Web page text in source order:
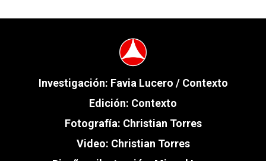
Investigación: Favia Lucero / Contexto
Edición: Contexto
Fotografía: Christian Torres
Video: Christian Torres